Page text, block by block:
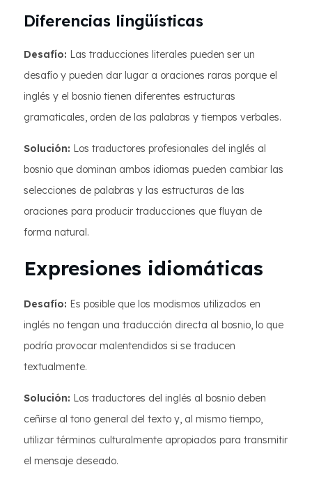
Diferencias lingüísticas
Desafío: Las traducciones literales pueden ser un
desafío y pueden dar lugar a oraciones raras porque el
inglés y el bosnio tienen diferentes estructuras
gramaticales, orden de las palabras y tiempos verbales.
Solución: Los traductores profesionales del inglés al
bosnio que dominan ambos idiomas pueden cambiar las
selecciones de palabras y las estructuras de las
oraciones para producir traducciones que fluyan de
forma natural.
Expresiones idiomáticas
Desafío: Es posible que los modismos utilizados en
inglés no tengan una traducción directa al bosnio, lo que
podría provocar malentendidos si se traducen
textualmente.
Solución: Los traductores del inglés al bosnio deben
ceñirse al tono general del texto y, al mismo tiempo,
utilizar términos culturalmente apropiados para transmitir
el mensaje deseado.